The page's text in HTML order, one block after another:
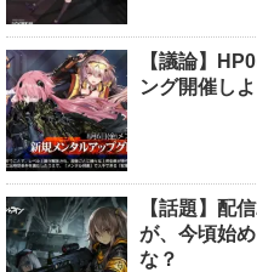
【議論】
ング開催し
【話題】配
が、今頃始
な？